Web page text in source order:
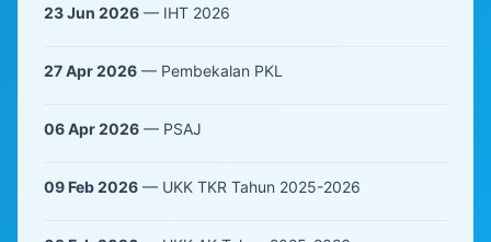
23 Jun 2026 — IHT 2026
27 Apr 2026 — Pembekalan PKL
06 Apr 2026 — PSAJ
09 Feb 2026 — UKK TKR Tahun 2025-2026